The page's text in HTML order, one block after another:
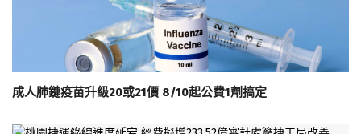
成人肺鏈疫苗升級20或21價 8/10起公費1劑搞定